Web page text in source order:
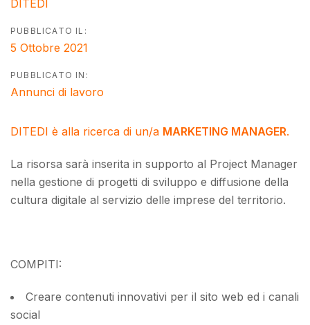
DITEDI
PUBBLICATO IL:
5 Ottobre 2021
PUBBLICATO IN:
Annunci di lavoro
DITEDI è alla ricerca di un/a MARKETING MANAGER.
La risorsa sarà inserita in supporto al Project Manager
nella gestione di progetti di sviluppo e diffusione della
cultura digitale al servizio delle imprese del territorio.
COMPITI:
Creare contenuti innovativi per il sito web ed i canali
social